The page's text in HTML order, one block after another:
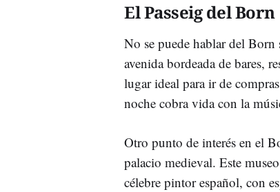
El Passeig del Born
No se puede hablar del
avenida bordeada de bares,
lugar ideal para ir de
noche cobra vida con la
Otro punto de interés en el
palacio medieval. Este
célebre pintor español, con